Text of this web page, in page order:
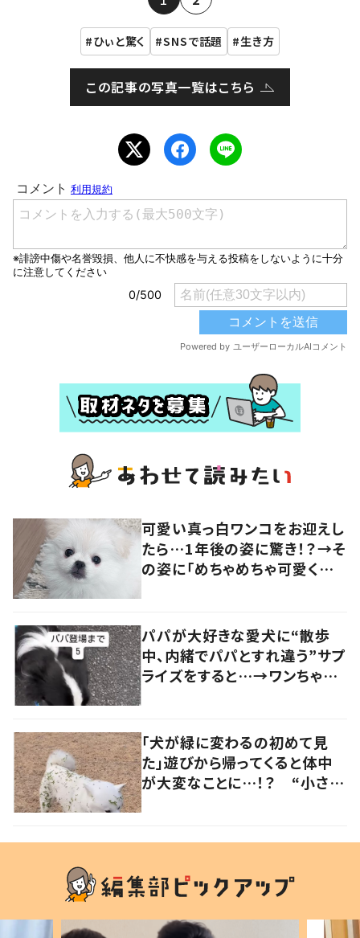
ひぃと驚く SNSで話題 生き方
この記事の写真一覧はこちら
可愛い真っ白ワンコをお迎えし
たら…1年後の姿に驚き！？→そ
の姿に「めちゃめちゃ可愛くて
パパが大好きな愛犬に“散歩
中、内緒でパパとすれ違う”サプ
ライズをすると…→ワンちゃん
「犬が緑に変わるの初めて見
た」遊びから帰ってくると体中
が大変なことに…！？ “小さい